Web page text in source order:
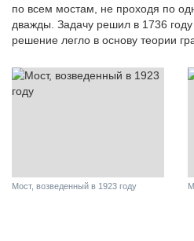
по всем мостам, не проходя по
дважды. Задачу решил в 1736
решение легло в основу теории
Мост, возведенный в 1923 году